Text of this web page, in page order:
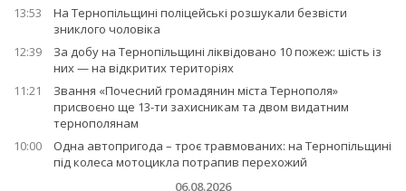
13:53
На Тернопільщині поліцейські розшукали безвісти
зниклого чоловіка
12:39
За добу на Тернопільщині ліквідовано 10 пожеж: шість із
них — на відкритих територіях
11:21
Звання «Почесний громадянин міста Тернополя»
присвоєно ще 13-ти захисникам та двом видатним
тернополянам
10:00
Одна автопригода – троє травмованих: на Тернопільщині
під колеса мотоцикла потрапив перехожий
06.08.2026